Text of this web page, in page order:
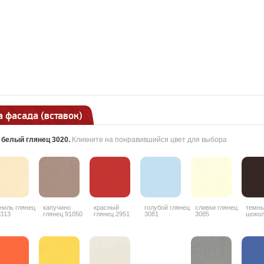
фасада (вставок)
белый глянец 3020. Кликните на понравившийся цвет для выбора
глянец
капучино
глянец 91050
красный
глянец 2951
голубой глянец
3081
сливки глянец
3085